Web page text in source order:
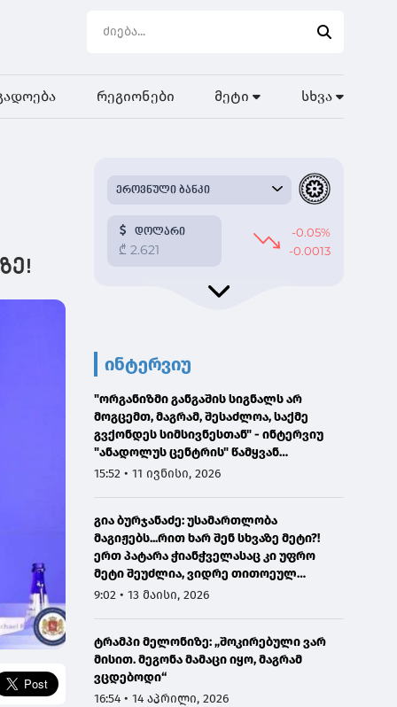
რეგიონები მეტი სხვა
ინტერვიუ
"ორგანიზმი განგაშის სიგნალს არ
მოგცემთ, მაგრამ, შესაძლოა, საქმე
გვქონდეს სიმსივნესთან" - ინტერვიუ
"ანადოლუს ცენტრის" წამყვან
ონკოლოგთან
15:52 • 11 ივნისი, 2026
გია ბურჯანაძე: უსამართლობა
მაგიჟებს...რით ხარ შენ სხვაზე მეტი?!
ერთ პატარა ჭიანჭველასაც კი უფრო
მეტი შეუძლია, ვიდრე თითოეულ
ჩვენგანს...
9:02 • 13 მაისი, 2026
ტრამპი მელონიზე: „შოკირებული ვარ
მისით. მეგონა მამაცი იყო, მაგრამ
ვცდებოდი“
16:54 • 14 აპრილი, 2026